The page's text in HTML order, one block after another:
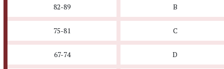
82-89 B
75-81 C
67-74 D